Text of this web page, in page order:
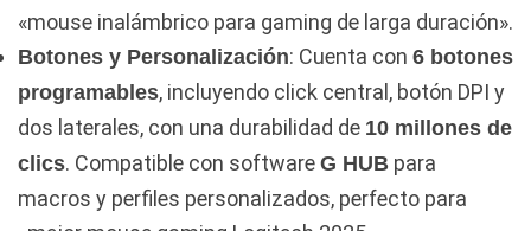
«mouse inalámbrico para gaming de larga duración».
Botones y Personalización: Cuenta con 6 botones
programables, incluyendo click central, botón DPI y
dos laterales, con una durabilidad de 10 millones de
clics. Compatible con software G HUB para
macros y perfiles personalizados, perfecto para